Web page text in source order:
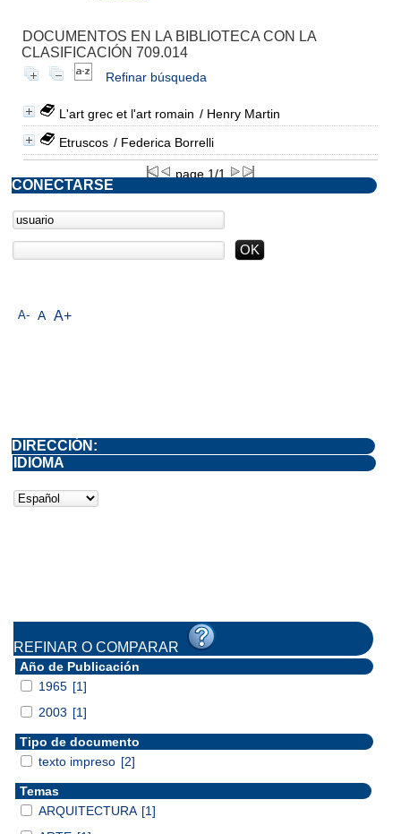
DOCUMENTOS EN LA BIBLIOTECA CON LA
CLASIFICACIÓN 709.014
Refinar búsqueda
L'art grec et l'art romain / Henry Martin
Etruscos / Federica Borrelli
page 1/1
A- A A+
CONECTARSE
DIRECCIÓN:
IDIOMA
REFINAR O COMPARAR
Año de Publicación
1965 [1]
2003 [1]
Tipo de documento
texto impreso [2]
Temas
ARQUITECTURA [1]